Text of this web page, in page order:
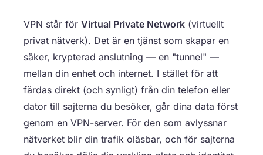
VPN står för Virtual Private Network (virtuellt
privat nätverk). Det är en tjänst som skapar en
säker, krypterad anslutning — en "tunnel" —
mellan din enhet och internet. I stället för att
färdas direkt (och synligt) från din telefon eller
dator till sajterna du besöker, går dina data först
genom en VPN-server. För den som avlyssnar
nätverket blir din trafik oläsbar, och för sajterna